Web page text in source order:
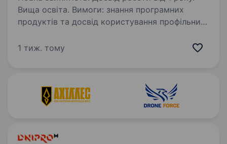
Вища освіта. Вимоги: знання програмних
продуктів та досвід користування профільним
адміністрування, Microsoft Office, програм
1 тиж. тому